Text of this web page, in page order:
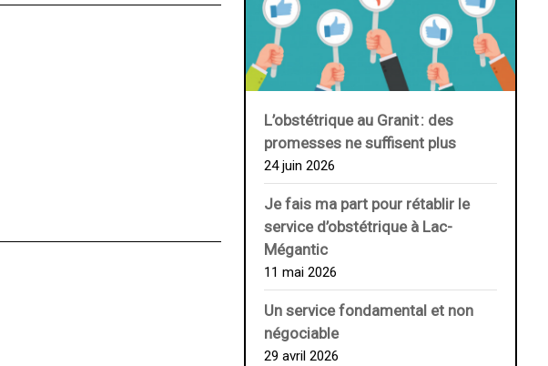
L’obstétrique au ­Granit : des
promesses ne suffisent plus
24 juin 2026
Je fais ma part pour rétablir le
service d’obstétrique à Lac-
Mégantic
11 mai 2026
Un service fondamental et non
négociable
29 avril 2026